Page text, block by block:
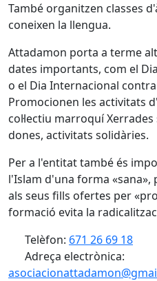
També organitzen classes
coneixen la llengua.
Attadamon porta a terme
dates importants, com el
o el Dia Internacional
Promocionen les activitats
col·lectiu marroquí
dones, activitats solidàries.
Per a l'entitat també és
l'Islam d'una forma «sana»,
als seus fills ofertes per
formació evita la
Telèfon: 671 26 69 18
Adreça electrònica: